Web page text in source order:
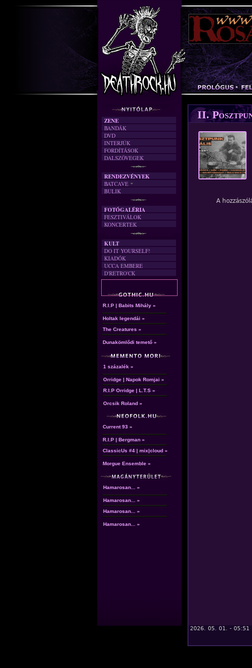
II.
1 /1. kép
A
2026. 05. 01. -
ZENE
BANDÁK
DVD
INTERJÚK
FORDÍTÁSOK
DALSZÖVEGEK
RENDEZVÉNYEK
BATCAVE
AKTUÁLIS
A MÚLT
BULIK
FOTÓGALÉRIA
FESZTIVÁLOK
KONCERTEK
KULT
DO IT YOURSELF!
KIADÓK
UCCA EMBERE
D'RETRO'CK
R.I.P | Babits Mihály »
Holtak legendái »
The Creatures »
Dunakömlődi temető »
1 százalék »
Orridge | Napok Romjai »
R.I.P Orridge | L.T.S »
Orcsik Roland »
Current 93 »
R.I.P | Bergman »
ClassicUs #4 | mix|cloud »
Morgue Ensemble »
Hamarosan... »
Hamarosan... »
Hamarosan... »
Hamarosan... »